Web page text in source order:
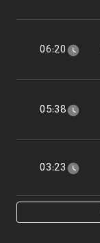
06:20
05:38
03:23